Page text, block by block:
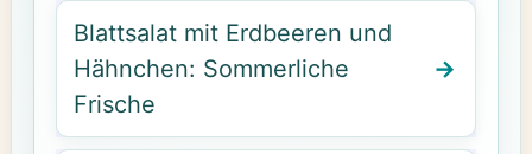
Blattsalat mit Erdbeeren und
Hähnchen: Sommerliche
Frische